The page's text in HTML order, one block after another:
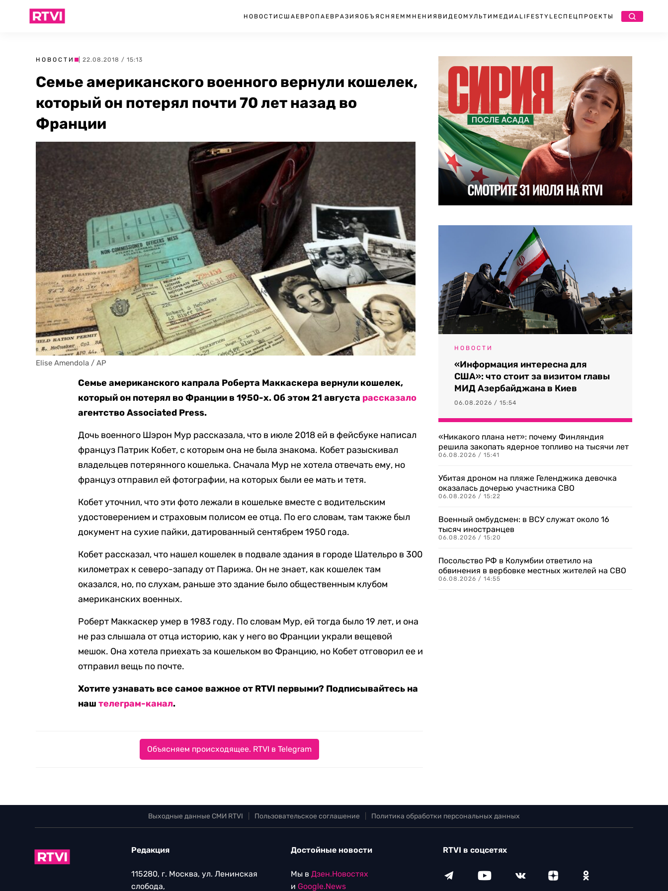
НОВОСТИ США ЕВРОПА ЕВРАЗИЯ ОБЪЯСНЯЕМ МНЕНИЯ ВИДЕО МУЛЬТИМЕДИА LIFESTYLEСПЕЦПРОЕКТЫ
НОВОСТИ | 22.08.2018 / 15:13
Семье американского военного вернули кошелек,
который он потерял почти 70 лет назад во
Франции
Elise Amendola / AP
Семье американского капрала Роберта Маккаскера вернули кошелек,
который он потерял во Франции в 1950-х. Об этом 21 августа рассказало
агентство Associated Press.
Дочь военного Шэрон Мур рассказала, что в июле 2018 ей в фейсбуке написал
француз Патрик Кобет, с которым она не была знакома. Кобет разыскивал
владельцев потерянного кошелька. Сначала Мур не хотела отвечать ему, но
француз отправил ей фотографии, на которых были ее мать и тетя.
Кобет уточнил, что эти фото лежали в кошельке вместе с водительским
удостоверением и страховым полисом ее отца. По его словам, там также был
документ на сухие пайки, датированный сентябрем 1950 года.
Кобет рассказал, что нашел кошелек в подвале здания в городе Шательро в 300
километрах к северо-западу от Парижа. Он не знает, как кошелек там
оказался, но, по слухам, раньше это здание было общественным клубом
американских военных.
Роберт Маккаскер умер в 1983 году. По словам Мур, ей тогда было 19 лет, и она
не раз слышала от отца историю, как у него во Франции украли вещевой
мешок. Она хотела приехать за кошельком во Францию, но Кобет отговорил ее и
отправил вещь по почте.
Хотите узнавать все самое важное от RTVI первыми? Подписывайтесь на
наштелеграм-канал.
Объясняем происходящее. RTVI в Telegram
НОВОСТИ
«Информация интересна для
США»: что стоит за визитом главы
МИД Азербайджана в Киев
06.08.2026 / 15:54
«Никакого плана нет»: почему Финляндия
решила закопать ядерное топливо на тысячи лет
06.08.2026 / 15:41
Убитая дроном на пляже Геленджика девочка
оказалась дочерью участника СВО
06.08.2026 / 15:22
Военный омбудсмен: в ВСУ служат около 16
тысяч иностранцев
06.08.2026 / 15:20
Посольство РФ в Колумбии ответило на
обвинения в вербовке местных жителей на СВО
06.08.2026 / 14:55
Выходные данные СМИ RTVI Пользовательское соглашение Политика обработки персональных данных
Редакция
115280, г. Москва, ул. Ленинская
слобода,
Достойные новости
Мы в Дзен.Новостях
и Google.News
RTVI в соцсетях